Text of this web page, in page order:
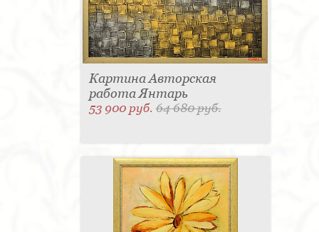
Картина Авторская
работа Янтарь
53 900 руб.64 680 руб.